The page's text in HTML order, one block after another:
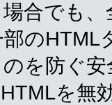
合でも
の
を防ぐ
を無